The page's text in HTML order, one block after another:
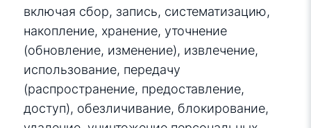
включая сбор, запись, систематизацию,
накопление, хранение, уточнение
(обновление, изменение), извлечение,
использование, передачу
(распространение, предоставление,
доступ), обезличивание, блокирование,